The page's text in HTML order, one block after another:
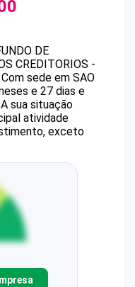
DE
CREDITORIOS -
Com sede em SAO
e 27 dias e
A sua situação
atividade
exceto